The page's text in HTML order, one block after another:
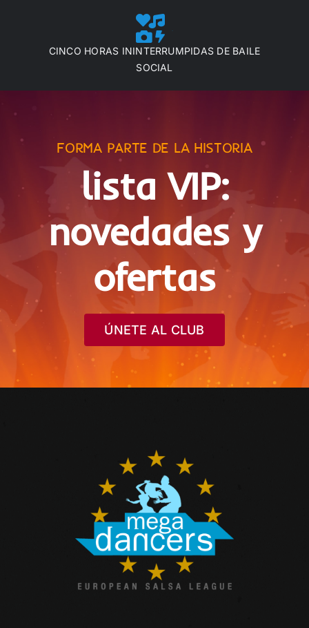
CINCO HORAS ININTERRUMPIDAS DE BAILE
SOCIAL
FORMA PARTE DE LA HISTORIA
lista VIP:
novedades y
ofertas
ÚNETE AL CLUB